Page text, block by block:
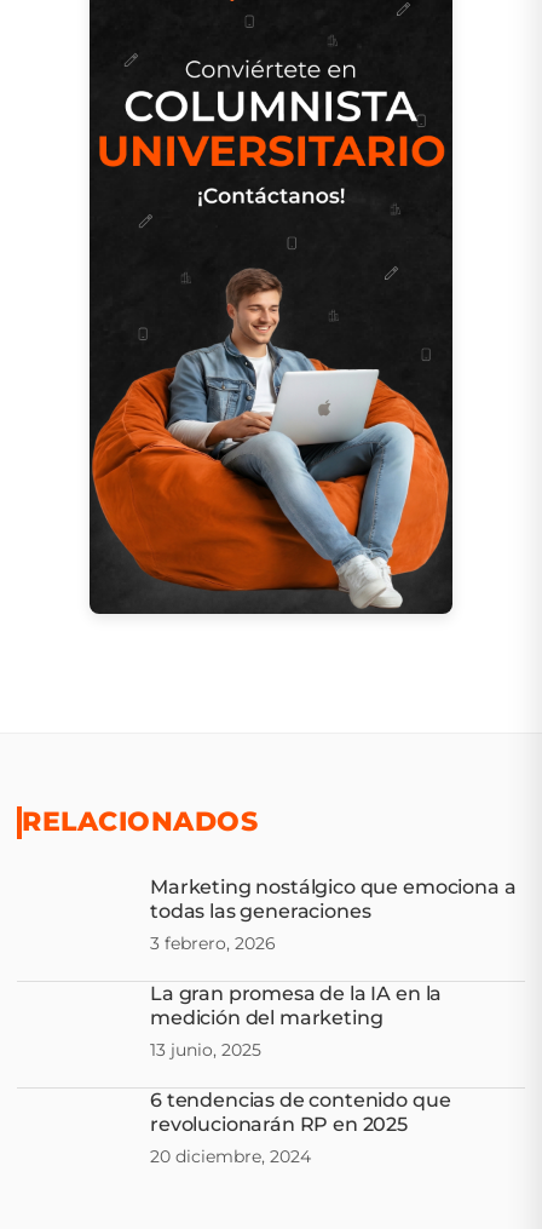
RELACIONADOS
Marketing nostálgico que emociona a
todas las generaciones
3 febrero, 2026
La gran promesa de la IA en la
medición del marketing
13 junio, 2025
6 tendencias de contenido que
revolucionarán RP en 2025
20 diciembre, 2024